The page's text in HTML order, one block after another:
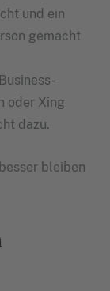
und ein
gemacht
oder Xing
dazu.
bleiben